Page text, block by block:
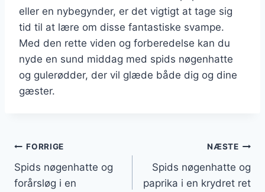
eller en nybegynder, er det vigtigt at tage sig
tid til at lære om disse fantastiske svampe.
Med den rette viden og forberedelse kan du
nyde en sund middag med spids nøgenhatte
og gulerødder, der vil glæde både dig og dine
gæster.
Indlægsnavigation
FORRIGE
Spids nøgenhatte og
forårsløg i en
NÆSTE
Spids nøgenhatte og
paprika i en krydret ret